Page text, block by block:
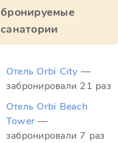
бронируемые
санатории
Отель Orbi City —
забронировали 21 раз
Отель Orbi Beach
Tower —
забронировали 7 раз